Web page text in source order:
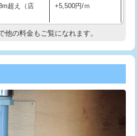
・HI）使
33,000円
VP・HI）使
+8,800円
鋼管・銅
ｍまで)
グ鋼管・銅
ｍ超え)
埋め戻し作
11,000円~
超え（店
+5,500円/ｍ
現地調査
超え
33,000円
他の料金もご覧になれます。